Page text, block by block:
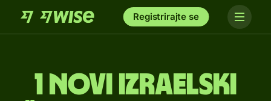
Registrirajte se
1 novi izraelski